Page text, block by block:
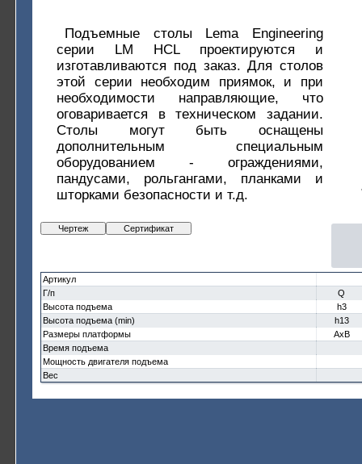
Подъемные столы Lema Engineering
серии LM HCL проектируются и
изготавливаются под заказ. Для столов
этой серии необходим приямок, и при
необходимости направляющие, что
оговаривается в техническом задании.
Столы могут быть оснащены
дополнительным специальным
оборудованием - ограждениями,
пандусами, рольгангами, планками и
шторками безопасности и т.д.
Чертеж Сертификат
Артикул
Г/п
Q
Высота подъема
h3
Высота подъема (min)
h13
Размеры платформы
AxB
Время подъема
Мощность двигателя подъема
Вес